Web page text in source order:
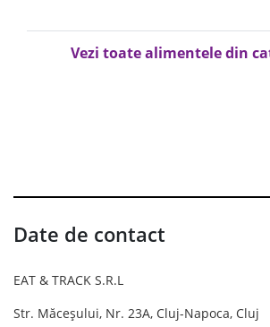
Vezi toate alimentele din
Date de contact
EAT & TRACK S.R.L
Str. Măceșului, Nr. 23A, Cluj-Napoca, Cluj